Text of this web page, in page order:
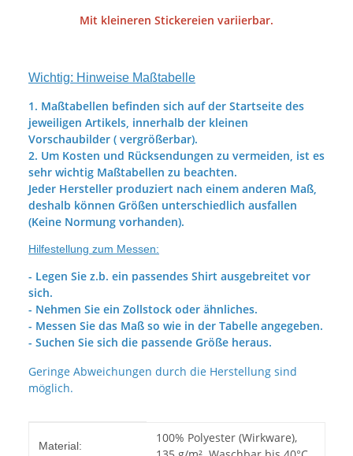
Mit kleineren Stickereien variierbar.
Wichtig: Hinweise Maßtabelle
1. Maßtabellen befinden sich auf der Startseite des
jeweiligen Artikels, innerhalb der kleinen
Vorschaubilder ( vergrößerbar).
2. Um Kosten und Rücksendungen zu vermeiden, ist es
sehr wichtig Maßtabellen zu beachten.
Jeder Hersteller produziert nach einem anderen Maß,
deshalb können Größen unterschiedlich ausfallen
(Keine Normung vorhanden).
Hilfestellung zum Messen:
- Legen Sie z.b. ein passendes Shirt ausgebreitet vor
sich.
- Nehmen Sie ein Zollstock oder ähnliches.
- Messen Sie das Maß so wie in der Tabelle angegeben.
- Suchen Sie sich die passende Größe heraus.
Geringe Abweichungen durch die Herstellung sind
möglich.
Material:
100% Polyester (Wirkware),